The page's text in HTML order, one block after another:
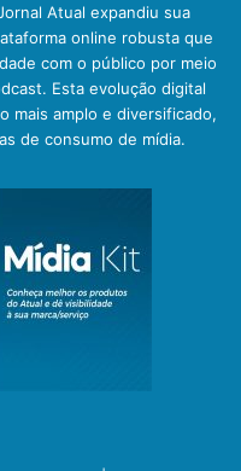
Atual expandiu sua
online robusta que
com o público por meio
Esta evolução digital
mais amplo e diversificado,
de consumo de mídia.